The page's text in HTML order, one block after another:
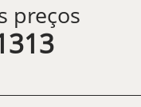
preços